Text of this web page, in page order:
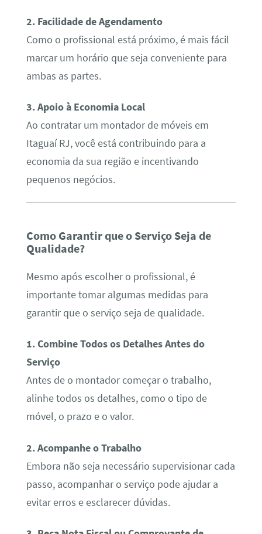
2. Facilidade de Agendamento
Como o profissional está próximo, é mais fácil
marcar um horário que seja conveniente para
ambas as partes.
3. Apoio à Economia Local
Ao contratar um montador de móveis em
Itaguaí RJ, você está contribuindo para a
economia da sua região e incentivando
pequenos negócios.
Como Garantir que o Serviço Seja de
Qualidade?
Mesmo após escolher o profissional, é
importante tomar algumas medidas para
garantir que o serviço seja de qualidade.
1. Combine Todos os Detalhes Antes do
Serviço
Antes de o montador começar o trabalho,
alinhe todos os detalhes, como o tipo de
móvel, o prazo e o valor.
2. Acompanhe o Trabalho
Embora não seja necessário supervisionar cada
passo, acompanhar o serviço pode ajudar a
evitar erros e esclarecer dúvidas.